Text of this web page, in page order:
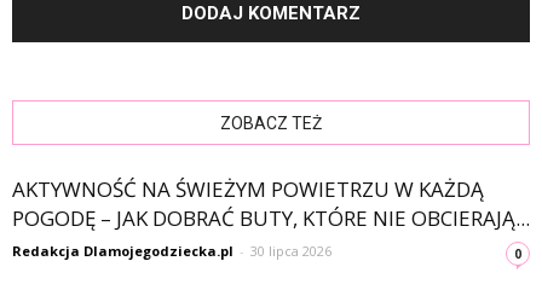
ZOBACZ TEŻ
AKTYWNOŚĆ NA ŚWIEŻYM POWIETRZU W KAŻDĄ
POGODĘ – JAK DOBRAĆ BUTY, KTÓRE NIE OBCIERAJĄ...
Redakcja Dlamojegodziecka.pl - 30 lipca 2026 0